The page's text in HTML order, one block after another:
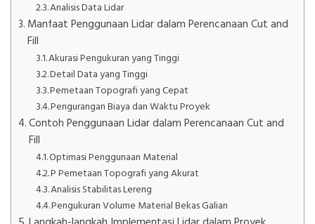
Analisis Data Lidar
Manfaat Penggunaan Lidar dalam Perencanaan Cut and
Fill
Akurasi Pengukuran yang Tinggi
Detail Data yang Tinggi
Pemetaan Topografi yang Cepat
Pengurangan Biaya dan Waktu Proyek
Contoh Penggunaan Lidar dalam Perencanaan Cut and
Fill
Optimasi Penggunaan Material
P Pemetaan Topografi yang Akurat
Analisis Stabilitas Lereng
Pengukuran Volume Material Bekas Galian